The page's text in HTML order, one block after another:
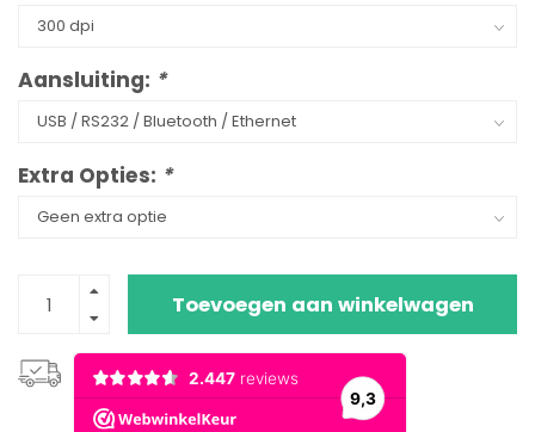
Aansluiting: *
Extra Opties: *
Toevoegen aan winkelwagen